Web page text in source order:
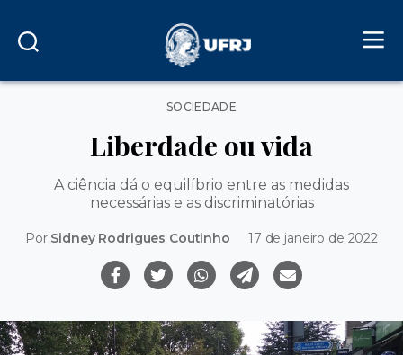
Categorias
SOCIEDADE
Liberdade ou vida
A ciência dá o equilíbrio entre as medidas
necessárias e as discriminatórias
Por Sidney Rodrigues Coutinho 17 de janeiro de 2022